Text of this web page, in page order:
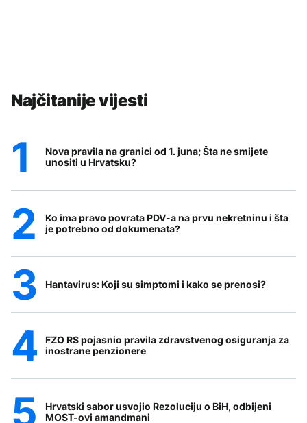
Najčitanije vijesti
Nova pravila na granici od 1. juna; Šta ne smijete
unositi u Hrvatsku?
Ko ima pravo povrata PDV-a na prvu nekretninu i šta
je potrebno od dokumenata?
Hantavirus: Koji su simptomi i kako se prenosi?
FZO RS pojasnio pravila zdravstvenog osiguranja za
inostrane penzionere
Hrvatski sabor usvojio Rezoluciju o BiH, odbijeni
MOST-ovi amandmani